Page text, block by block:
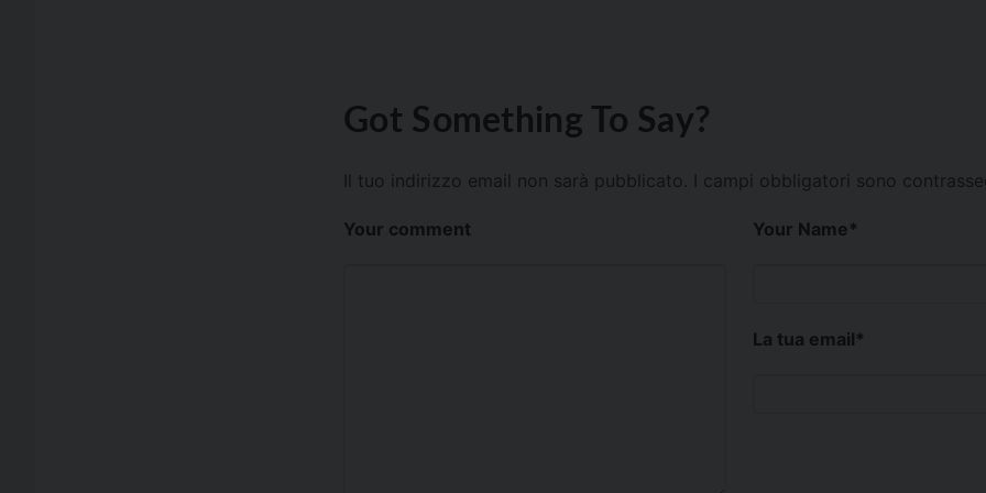
Got Something To Say?
Il tuo indirizzo email non sarà pubblicato. I campi obbligatori sono
Your comment Your Name*
La tua email*